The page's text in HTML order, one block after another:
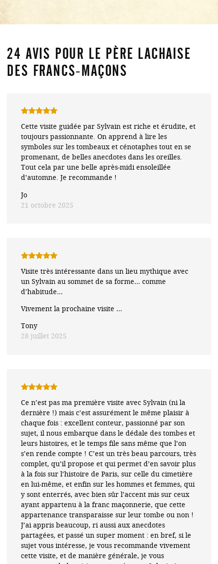
24 AVIS POUR LE PÈRE LACHAISE
DES FRANCS-MAÇONS
5
Jo
21 octobre 2025
Cette visite guidée par Sylvain est riche et érudite, et
toujours passionnante. On apprend à lire les
symboles sur les tombeaux et cénotaphes tout en se
promenant, de belles anecdotes dans les oreilles.
Tout cela par une belle après-midi ensoleillée
d’automne. Je recommande !
5
Tony
28 juillet 2025
Visite très intéressante dans un lieu mythique avec
un Sylvain au sommet de sa forme… comme
d’habitude…
Vivement la prochaine visite …
5
Ce n’est pas ma première visite avec Sylvain (ni la
dernière !) mais c’est assurément le même plaisir à
chaque fois : excellent conteur, passionné par son
sujet, il nous embarque dans le dédale des tombes et
leurs histoires, et le temps file sans même que l’on
s’en rende compte ! C’est un très beau parcours, très
complet, qu’il propose et qui permet d’en savoir plus
à la fois sur l’histoire de Paris, sur celle du cimetière
en lui-même, et enfin sur les hommes et femmes, qui
y sont enterrés, avec bien sûr l’accent mis sur ceux
ayant appartenu à la franc maçonnerie, que cette
appartenance transparaisse sur leur tombe ou non !
J’ai appris beaucoup, ri aussi aux anecdotes
partagées, et passé un super moment : en bref, si le
sujet vous intéresse, je vous recommande vivement
cette visite, et de manière générale, je vous